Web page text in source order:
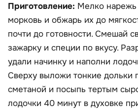
Приготовление: Мелко нарежь
морковь и обжарь их до
почти до готовности. Смешай
зажарку и специи по вкусу.
удали начинку и наполни
Сверху выложи тонкие дольки
сметаной и посыпь тертым
лодочки 40 минут в духовке